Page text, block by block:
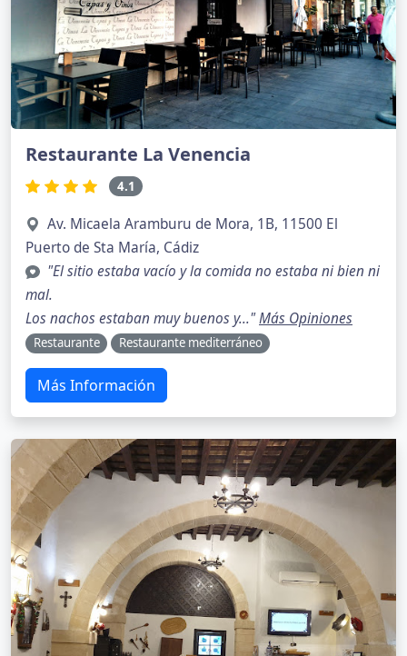
Restaurante La Venencia
4.1
Av. Micaela Aramburu de Mora, 1B, 11500 El
Puerto de Sta María, Cádiz
"El sitio estaba vacío y la comida no estaba ni bien ni
mal.
Los nachos estaban muy buenos y..."Más Opiniones
Restaurante Restaurante mediterráneo
Más Información